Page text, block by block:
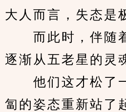
大人而言，失态是
而此时，伴随
逐渐从五老星的灵
他们这才松了
匐的姿态重新站了